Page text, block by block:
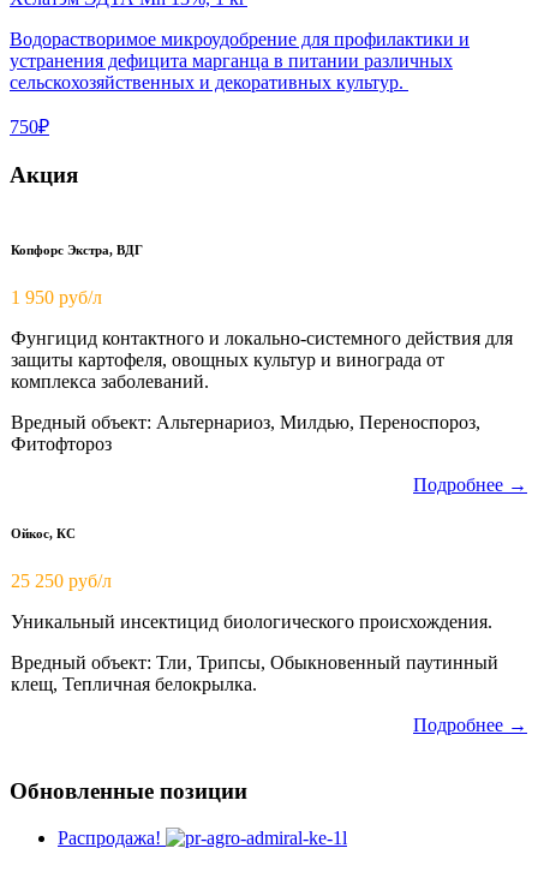
Водорастворимое микроудобрение для профилактики и
устранения дефицита марганца в питании различных
сельскохозяйственных и декоративных культур.
750₽
Акция
Копфорс Экстра, ВДГ
1 950 руб/л
Фунгицид контактного и локально-системного действия для
защиты картофеля, овощных культур и винограда от
комплекса заболеваний.
Вредный объект: Альтернариоз, Милдью, Переноспороз,
Фитофтороз
Подробнее →
Ойкос, КС
25 250 руб/л
Уникальный инсектицид биологического происхождения.
Вредный объект: Тли, Трипсы, Обыкновенный паутинный
клещ, Тепличная белокрылка.
Подробнее →
Обновленные позиции
Распродажа!